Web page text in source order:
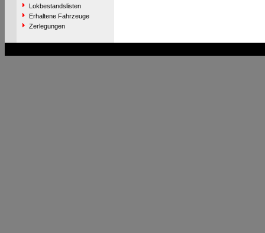
Lokbestandslisten
Erhaltene Fahrzeuge
Zerlegungen